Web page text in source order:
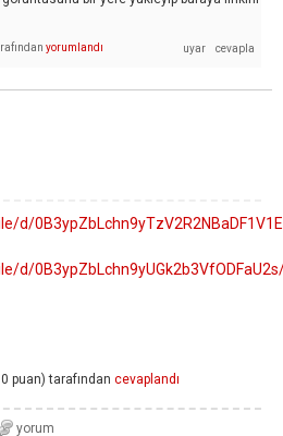
yorumlandı
d/
d/
puan) tarafından cevaplandı